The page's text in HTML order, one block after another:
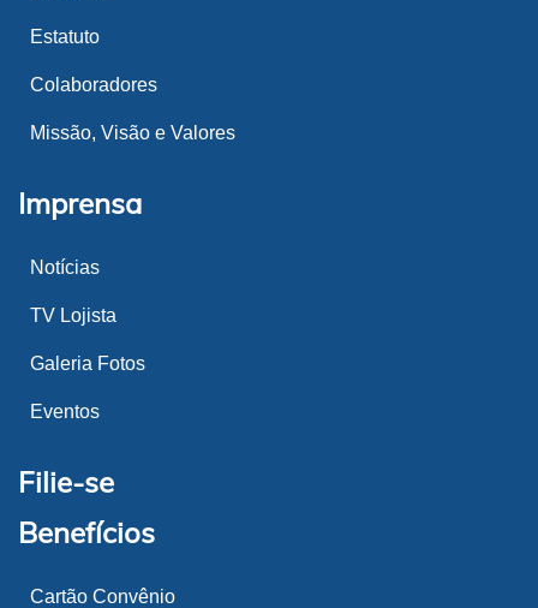
Estatuto
Colaboradores
Missão, Visão e Valores
Imprensa
Notícias
TV Lojista
Galeria Fotos
Eventos
Filie-se
Benefícios
Cartão Convênio